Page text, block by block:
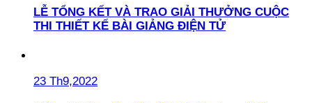
LỄ TỔNG KẾT VÀ TRAO GIẢI THƯỞNG CUỘC
THI THIẾT KẾ BÀI GIẢNG ĐIỆN TỬ
23 Th9,2022